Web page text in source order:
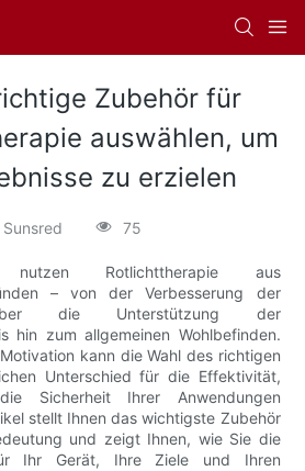
Zubehör für
auswählen, um
zu erzielen
Sunsred 75
Rotlichttherapie aus
– von der Verbesserung der
über die Unterstützung der
hin zum allgemeinen Wohlbefinden.
kann die Wahl des richtigen
Unterschied für die Effektivität,
Sicherheit Ihrer Anwendungen
stellt Ihnen das wichtigste Zubehör
und zeigt Ihnen, wie Sie die
Ihr Gerät, Ihre Ziele und Ihren